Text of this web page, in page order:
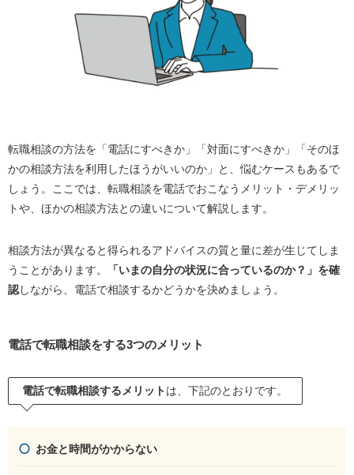
転職相談の方法を「電話にすべきか」「対面にすべきか」「そのほ
かの相談方法を利用したほうがいいのか」と、悩むケースもあるで
しょう。ここでは、転職相談を電話でおこなうメリット・デメリッ
トや、ほかの相談方法との違いについて解説します。
相談方法が異なると得られるアドバイスの質と量に差が生じてしま
うことがあります。
「いまの自分の状況に合っているのか？」を確
認しながら、電話で相談するかどうかを決めましょう。
電話で転職相談をする3つのメリット
電話で転職相談するメリットは、下記のとおりです。
お金と時間がかからない